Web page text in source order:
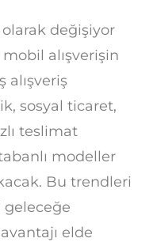
değişiyor
mobil alışverişin
alışveriş
sosyal ticaret,
teslimat
modeller
Bu trendleri
elde